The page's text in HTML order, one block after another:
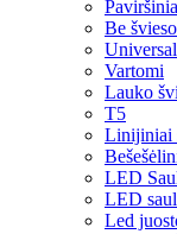
Be
Vartomi
Lauko
T5
Linijiniai
LED
LED
Led